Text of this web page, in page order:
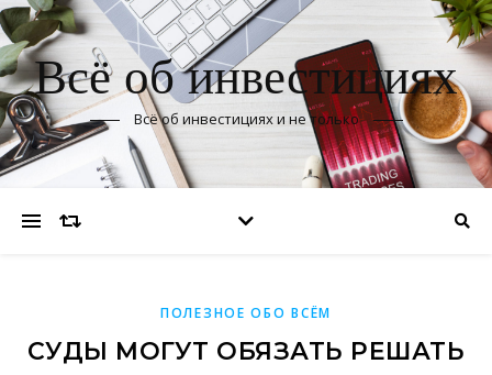
Всё об инвестициях
Всё об инвестициях и не только
ПОЛЕЗНОЕ ОБО ВСЁМ
СУДЫ МОГУТ ОБЯЗАТЬ РЕШАТЬ